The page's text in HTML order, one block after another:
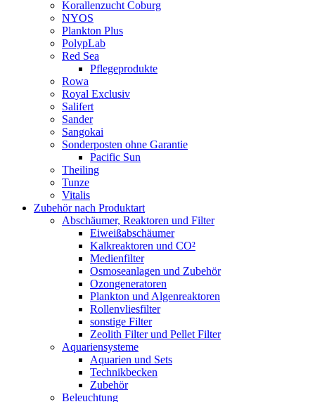
Korallenzucht Coburg
NYOS
Plankton Plus
PolypLab
Red Sea
Pflegeprodukte
Rowa
Royal Exclusiv
Salifert
Sander
Sangokai
Sonderposten ohne Garantie
Pacific Sun
Theiling
Tunze
Vitalis
Zubehör nach Produktart
Abschäumer, Reaktoren und Filter
Eiweißabschäumer
Kalkreaktoren und CO²
Medienfilter
Osmoseanlagen und Zubehör
Ozongeneratoren
Plankton und Algenreaktoren
Rollenvliesfilter
sonstige Filter
Zeolith Filter und Pellet Filter
Aquariensysteme
Aquarien und Sets
Technikbecken
Zubehör
Beleuchtung